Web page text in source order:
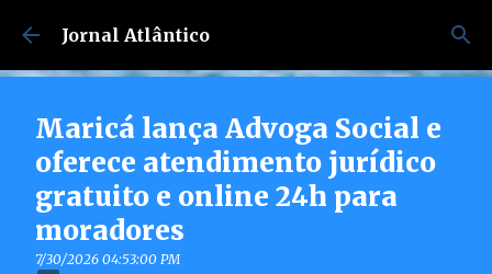
Pular para o conteúdo principal
Jornal Atlântico
Maricá lança Advoga Social e
oferece atendimento jurídico
gratuito e online 24h para
moradores
7/30/2026 04:53:00 PM